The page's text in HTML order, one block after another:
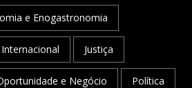
e Enogastronomia
Internacional Justiça
e Negócio Política